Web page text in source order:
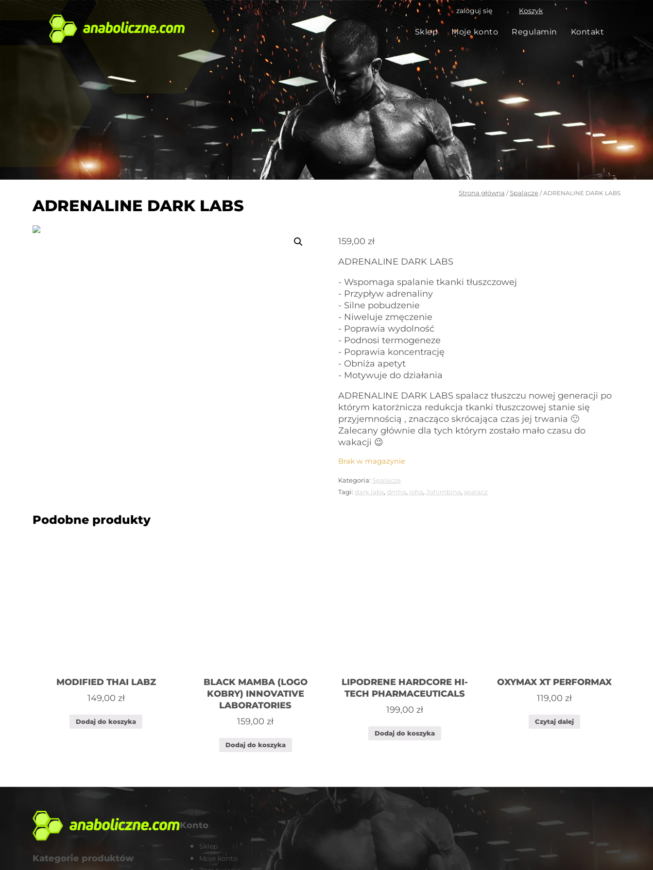
Koszyk
zaloguj się
Sklep Moje konto Regulamin Kontakt
Strona główna /Spalacze/ ADRENALINE DARK LABS
ADRENALINE DARK LABS
159,00zł
ADRENALINE DARK LABS
- Wspomaga spalanie tkanki tłuszczowej
- Przypływ adrenaliny
- Silne pobudzenie
- Niweluje zmęczenie
- Poprawia wydolność
- Podnosi termogeneze
- Poprawia koncentrację
- Obniża apetyt
- Motywuje do działania
ADRENALINE DARK LABS spalacz tłuszczu nowej generacji po
którym katorżnicza redukcja tkanki tłuszczowej stanie się
przyjemnością , znacząco skrócająca czas jej trwania 🙂
Zalecany głównie dla tych którym zostało mało czasu do
wakacji 😉
Brak w magazynie
Kategoria: Spalacze
Tagi: dark labs, dmha, joha,Johimbina, spalacz
Podobne produkty
MODIFIED THAI LABZ
149,00 zł
Dodaj do koszyka
BLACK MAMBA (LOGO
KOBRY) INNOVATIVE
LABORATORIES
159,00zł
Dodaj do koszyka
LIPODRENE HARDCORE HI-
TECH PHARMACEUTICALS
199,00zł
Dodaj do koszyka
OXYMAX XT PERFORMAX
119,00 zł
Czytaj dalej
Kategorie produktów
Konto
Sklep
Moje konto